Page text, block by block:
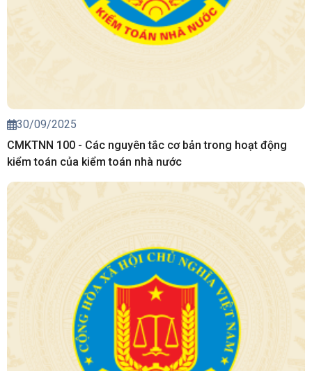
30/09/2025
CMKTNN 100 - Các nguyên tắc cơ bản trong hoạt động
kiểm toán của kiểm toán nhà nước